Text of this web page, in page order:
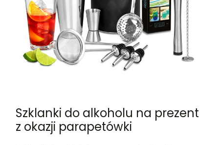
Szklanki do alkoholu na prezent
z okazji parapetówki